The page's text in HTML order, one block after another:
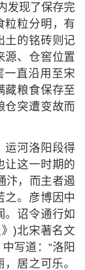
发现了保存完
粒粒分明，有
土的铭砖则记
源、仓窖位置
一直沿用至宋
藏粮食保存至
仓突遭变故而
河洛阳段得
让这一时期的
汴，而主者遏
之。彦博因中
。诏令通行如
)北宋著名文
写道：“洛阳
居之可乐。